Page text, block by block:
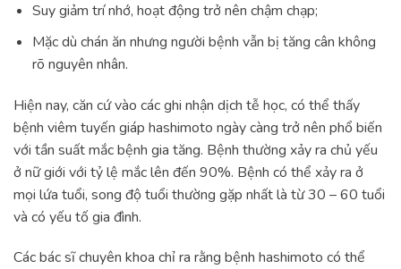
Suy giảm trí nhớ, hoạt động trở nên chậm chạp;
Mặc dù chán ăn nhưng người bệnh vẫn bị tăng cân không
rõ nguyên nhân.
Hiện nay, căn cứ vào các ghi nhận dịch tễ học, có thể thấy
bệnh viêm tuyến giáp hashimoto ngày càng trở nên phổ biến
với tần suất mắc bệnh gia tăng. Bệnh thường xảy ra chủ yếu
ở nữ giới với tỷ lệ mắc lên đến 90%. Bệnh có thể xảy ra ở
mọi lứa tuổi, song độ tuổi thường gặp nhất là từ 30 – 60 tuổi
và có yếu tố gia đình.
Các bác sĩ chuyên khoa chỉ ra rằng bệnh hashimoto có thể